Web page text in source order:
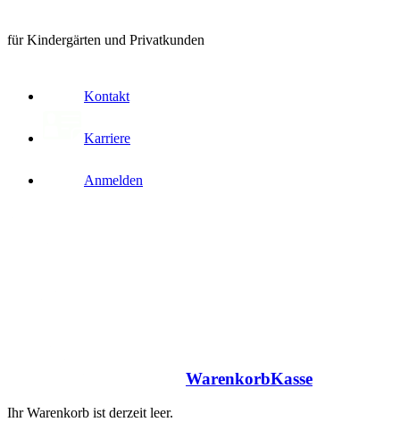
für Kindergärten und Privatkunden
Kontakt
Karriere
Anmelden
WarenkorbKasse
Ihr Warenkorb ist derzeit leer.